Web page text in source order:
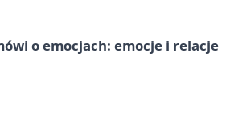
o emocjach: emocje i relacje